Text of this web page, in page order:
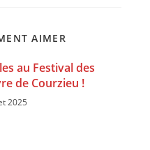
AIMER
au Festival des
de Courzieu !
2025